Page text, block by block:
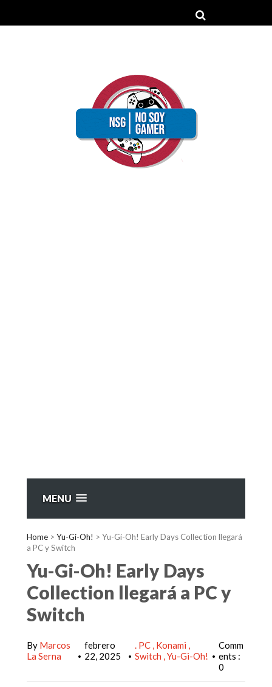
MENU
Home > Yu-Gi-Oh! > Yu-Gi-Oh! Early Days Collection llegará
a PC y Switch
Yu-Gi-Oh! Early Days
Collection llegará a PC y
Switch
By Marcos
La Serna
•
febrero
22, 2025
•
. PC Konami
Switch Yu-Gi-Oh! •
Comm
ents :
0